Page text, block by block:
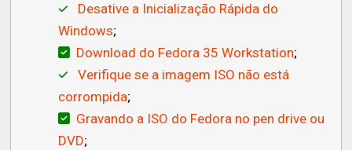
Desative a Inicialização Rápida do
Windows;
Download do Fedora 35 Workstation;
Verifique se a imagem ISO não está
corrompida;
Gravando a ISO do Fedora no pen drive ou
DVD;